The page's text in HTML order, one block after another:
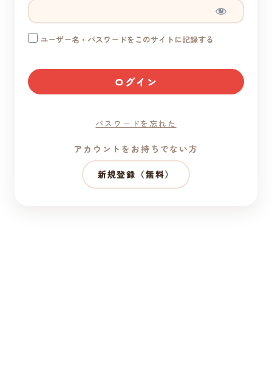
ユーザー名・パスワードをこのサイトに記録する
パスワードを忘れた
アカウントをお持ちでない方
新規登録（無料）